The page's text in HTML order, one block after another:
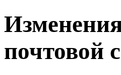
почтовой